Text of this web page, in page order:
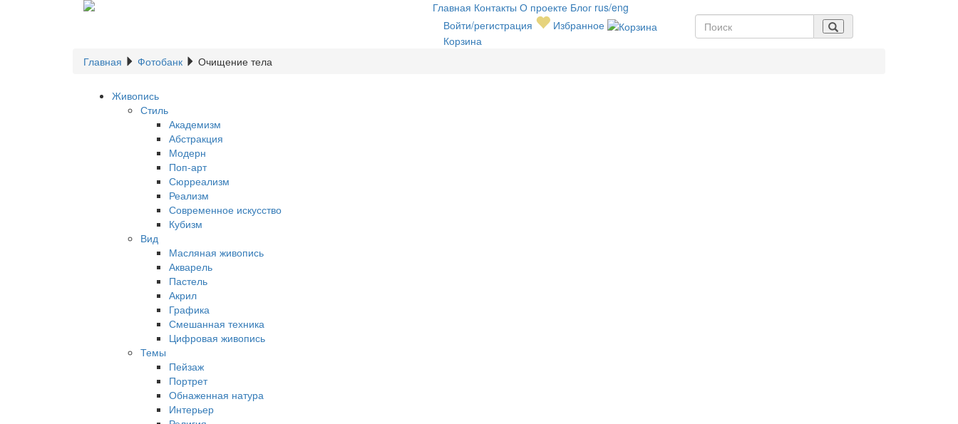
Главная Контакты О проекте Блог rus/eng
Войти/регистрация
Избранное
Корзина
Главная
Фотобанк Очищение тела
Живопись
Стиль
Академизм
Абстракция
Модерн
Поп-арт
Сюрреализм
Реализм
Современное искусство
Кубизм
Вид
Масляная живопись
Акварель
Пастель
Акрил
Графика
Смешанная техника
Цифровая живопись
Темы
Пейзаж
Портрет
Обнаженная натура
Интерьер